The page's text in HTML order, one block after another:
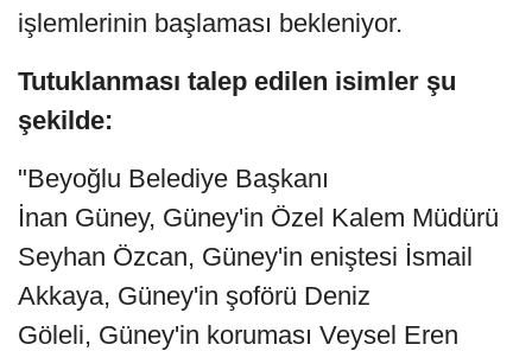
işlemlerinin başlaması bekleniyor.
Tutuklanması talep edilen isimler şu
şekilde:
"Beyoğlu Belediye Başkanı
İnan Güney, Güney'in Özel Kalem Müdürü
Seyhan Özcan, Güney'in eniştesi İsmail
Akkaya, Güney'in şoförü Deniz
Göleli, Güney'in koruması Veysel Eren